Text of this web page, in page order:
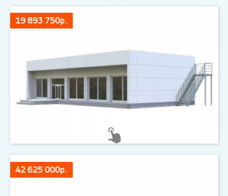
19 893 750р.
42 625 000р.